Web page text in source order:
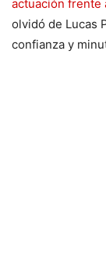
actuación frente
olvidó de Lucas
confianza y